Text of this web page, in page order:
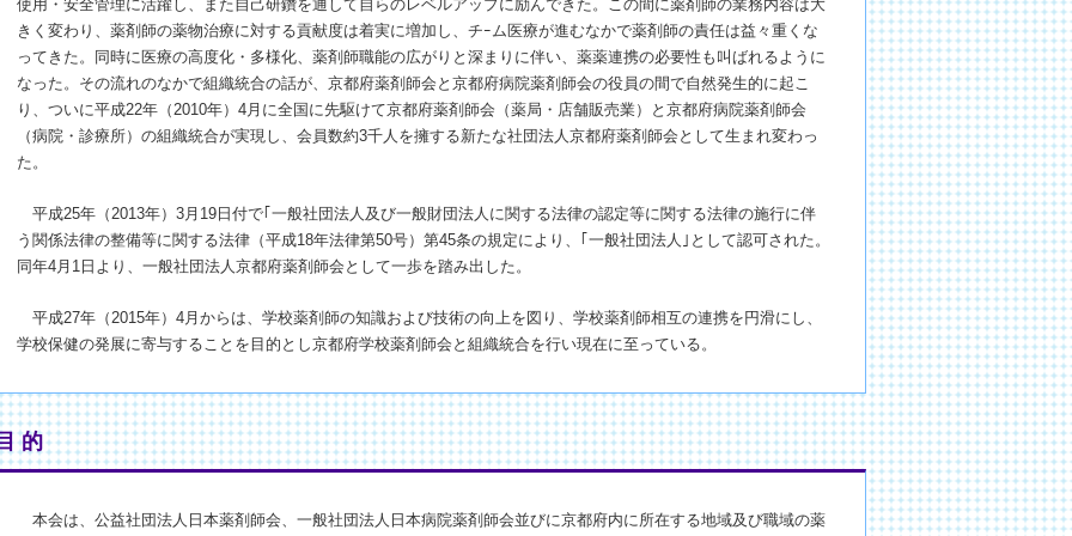
使用・安全管理に活躍し、また自己研鑽を通して自らのレベルアップに励んできた。この間に薬剤師の業務内容は大
きく変わり、薬剤師の薬物治療に対する貢献度は着実に増加し、チｰム医療が進むなかで薬剤師の責任は益々重くな
ってきた。同時に医療の高度化・多様化、薬剤師職能の広がりと深まりに伴い、薬薬連携の必要性も叫ばれるように
なった。その流れのなかで組織統合の話が、京都府薬剤師会と京都府病院薬剤師会の役員の間で自然発生的に起こ
り、ついに平成22年（2010年）4月に全国に先駆けて京都府薬剤師会（薬局・店舗販売業）と京都府病院薬剤師会
（病院・診療所）の組織統合が実現し、会員数約3千人を擁する新たな社団法人京都府薬剤師会として生まれ変わっ
た。
平成25年（2013年）3月19日付で｢一般社団法人及び一般財団法人に関する法律の認定等に関する法律の施行に伴
う関係法律の整備等に関する法律（平成18年法律第50号）第45条の規定により、｢一般社団法人｣として認可された。
同年4月1日より、一般社団法人京都府薬剤師会として一歩を踏み出した。
平成27年（2015年）4月からは、学校薬剤師の知識および技術の向上を図り、学校薬剤師相互の連携を円滑にし、
学校保健の発展に寄与することを目的とし京都府学校薬剤師会と組織統合を行い現在に至っている。
的
本会は、公益社団法人日本薬剤師会、一般社団法人日本病院薬剤師会並びに京都府内に所在する地域及び職域の薬